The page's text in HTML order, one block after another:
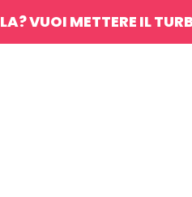
VUOI METTERE IL